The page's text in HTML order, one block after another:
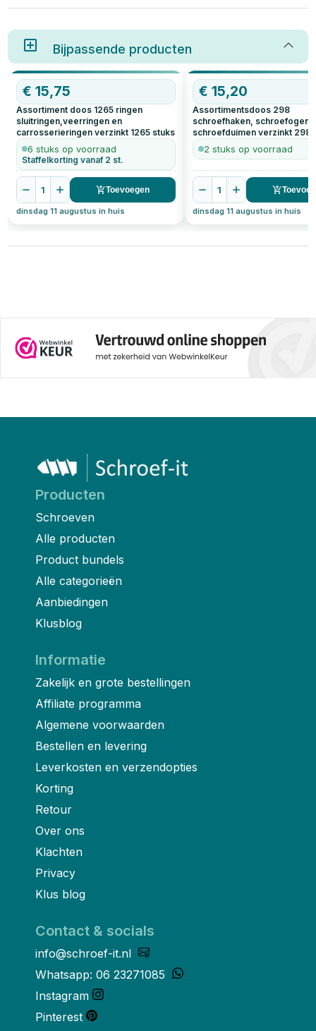
Bijpassende producten
€15,75
Assortiment doos 1265 ringen
sluitringen,veerringen en
carrosserieringen verzinkt 1265 stuks
6 stuks op voorraad
Staffelkorting vanaf 2 st.
1 Toevoegen
dinsdag 11 augustus in huis
€15,20
Assortimentsdoos 298
schroefhaken, schroefogen
schroefduimen verzinkt 298
2 stuks op voorraad
1
dinsdag 11 augustus in huis
Producten
Schroeven
Alle producten
Product bundels
Alle categorieën
Aanbiedingen
Klusblog
Informatie
Zakelijk en grote bestellingen
Affiliate programma
Algemene voorwaarden
Bestellen en levering
Leverkosten en verzendopties
Korting
Retour
Over ons
Klachten
Privacy
Klus blog
Contact & socials
info@schroef-it.nl
Whatsapp: 06 23271085
Instagram
Pinterest